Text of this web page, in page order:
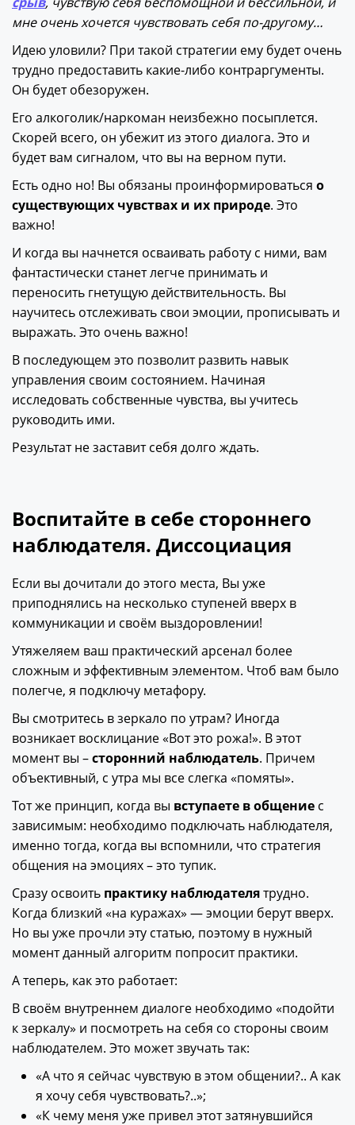
мне очень хочется чувствовать себя по-другому…
Идею уловили? При такой стратегии ему будет очень
трудно предоставить какие-либо контраргументы.
Он будет обезоружен.
Его алкоголик/наркоман неизбежно посыплется.
Скорей всего, он убежит из этого диалога. Это и
будет вам сигналом, что вы на верном пути.
Есть одно но! Вы обязаны проинформироваться о
существующих чувствах и их природе. Это
важно!
И когда вы начнется осваивать работу с ними, вам
фантастически станет легче принимать и
переносить гнетущую действительность. Вы
научитесь отслеживать свои эмоции, прописывать и
выражать. Это очень важно!
В последующем это позволит развить навык
управления своим состоянием. Начиная
исследовать собственные чувства, вы учитесь
руководить ими.
Результат не заставит себя долго ждать.
Воспитайте в себе стороннего
наблюдателя. Диссоциация
Если вы дочитали до этого места, Вы уже
приподнялись на несколько ступеней вверх в
коммуникации и своём выздоровлении!
Утяжеляем ваш практический арсенал более
сложным и эффективным элементом. Чтоб вам было
полегче, я подключу метафору.
Вы смотритесь в зеркало по утрам? Иногда
возникает восклицание «Вот это рожа!». В этот
момент вы –сторонний наблюдатель. Причем
объективный, с утра мы все слегка «помяты».
Тот же принцип, когда вы вступаете в общение с
зависимым: необходимо подключать наблюдателя,
именно тогда, когда вы вспомнили, что стратегия
общения на эмоциях – это тупик.
Сразу освоить практику наблюдателятрудно.
Когда близкий «на куражах» — эмоции берут вверх.
Но вы уже прочли эту статью, поэтому в нужный
момент данный алгоритм попросит практики.
А теперь, как это работает:
В своём внутреннем диалоге необходимо «подойти
к зеркалу» и посмотреть на себя со стороны своим
наблюдателем. Это может звучать так:
«А что я сейчас чувствую в этом общении?.. А как
я хочу себя чувствовать?..»;
«К чему меня уже привел этот затянувшийся